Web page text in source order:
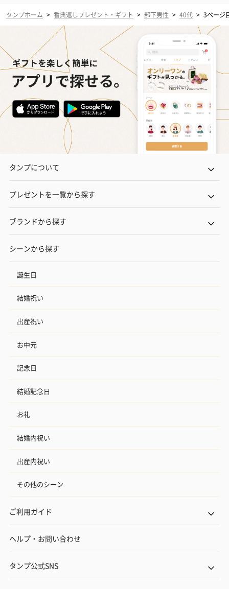
タンプホーム > 香典返しプレゼント・ギフト > 部下男性 > 40代 > 3ページ
タンプについて
プレゼントを一覧から探す
ブランドから探す
シーンから探す
誕生日
結婚祝い
出産祝い
お中元
記念日
結婚記念日
お礼
結婚内祝い
出産内祝い
その他のシーン
ご利用ガイド
ヘルプ・お問い合わせ
タンプ公式SNS